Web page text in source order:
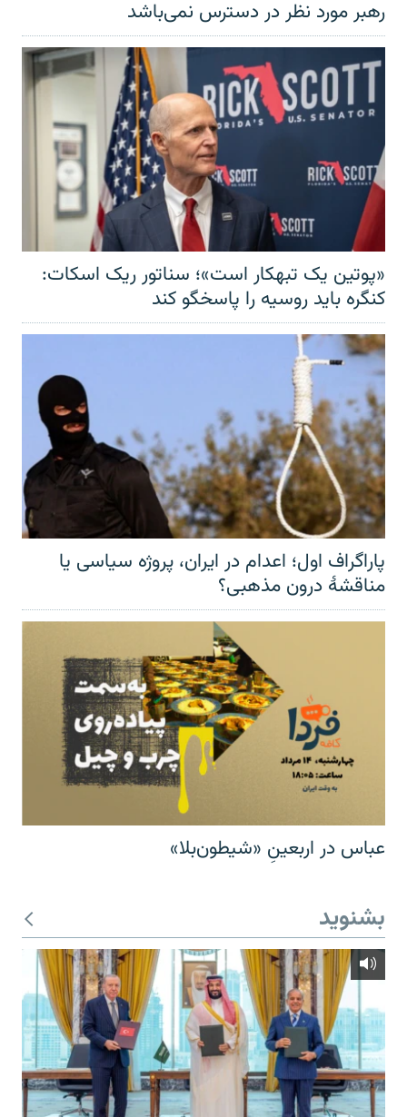
رهبر مورد نظر در دسترس نمی‌باشد
«پوتین یک تبهکار است»؛ سناتور ریک اسکات:
کنگره باید روسیه را پاسخگو کند
پاراگراف اول؛ اعدام در ایران، پروژه سیاسی یا
مناقشهٔ درون مذهبی؟
عباس در اربعینِ «شیطون‌بلا»
بشنوید